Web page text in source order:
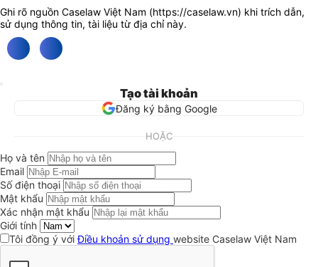
Ghi rõ nguồn Caselaw Việt Nam (https://caselaw.vn) khi trích dẫn,
sử dụng thông tin, tài liệu từ địa chỉ này.
Tạo tài khoản
Đăng ký bằng Google
HOẶC
Họ và tên
Email
Số điện thoại
Mật khẩu
Xác nhận mật khẩu
Giới tính
Tôi đồng ý vớiĐiều khoản sử dụng website Caselaw Việt Nam